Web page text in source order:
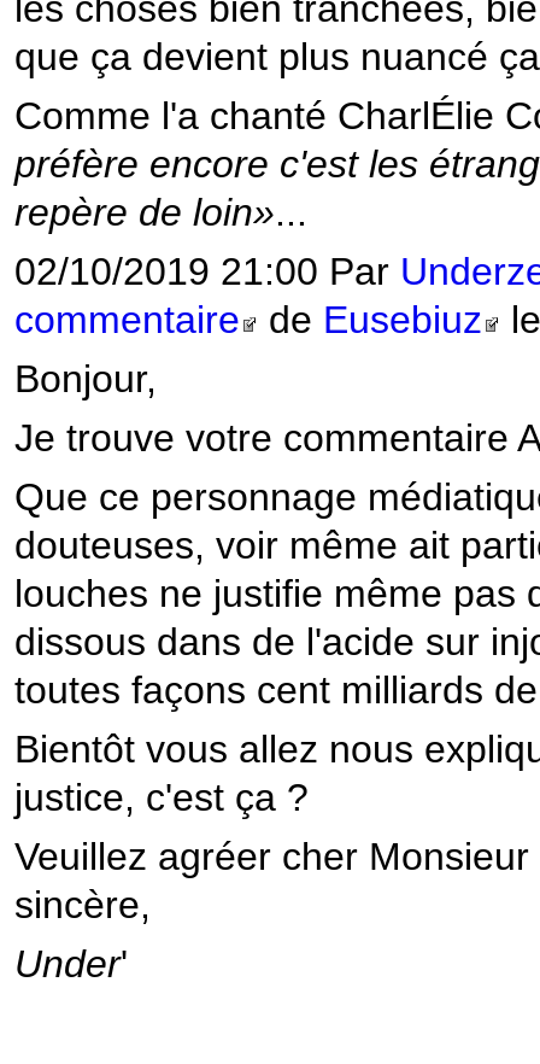
les choses bien tranchées,
que ça devient plus nuancé
Comme l'a chanté CharlÉlie
préfère encore c'est les
repère de loin»...
02/10/2019 21:00 Par
commentaire
de Eusebiuz
Bonjour,
Je trouve votre commentaire
Que ce personnage
douteuses, voir même ait
louches ne justifie même pas
dissous dans de l'acide sur
toutes façons cent milliards
Bientôt vous allez nous
justice, c'est ça ?
Veuillez agréer cher
sincère,
Under'